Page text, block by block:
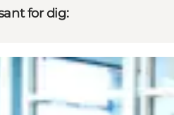
for dig: